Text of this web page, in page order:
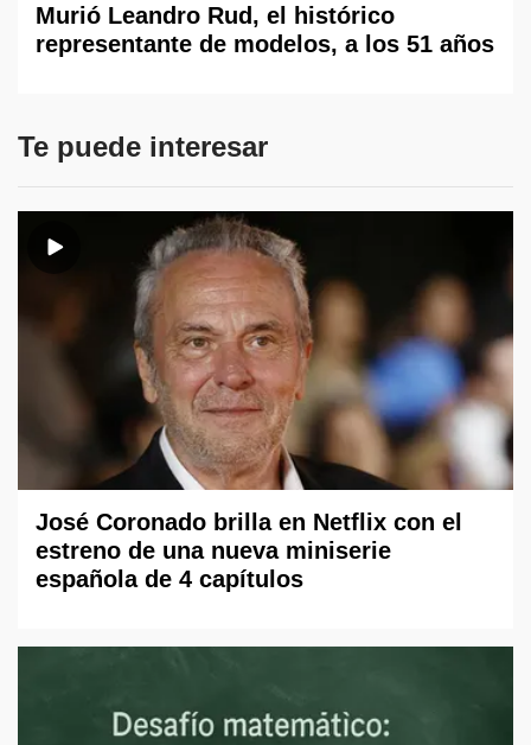
Murió Leandro Rud, el histórico
representante de modelos, a los 51 años
Te puede interesar
José Coronado brilla en Netflix con el
estreno de una nueva miniserie
española de 4 capítulos